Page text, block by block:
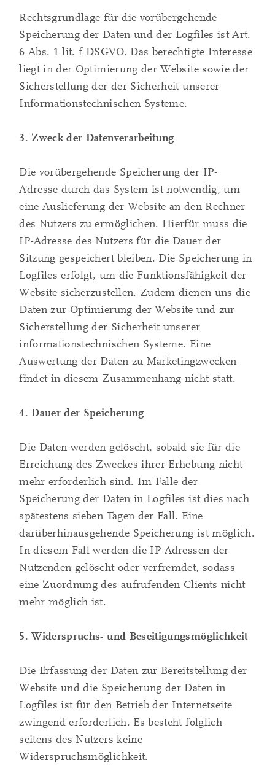
Rechtsgrundlage für die vorübergehende
Speicherung der Daten und der Logfiles ist Art.
6 Abs. 1 lit. f DSGVO. Das berechtigte Interesse
liegt in der Optimierung der Website sowie der
Sicherstellung der der Sicherheit unserer
Informationstechnischen Systeme.
3. Zweck der Datenverarbeitung
Die vorübergehende Speicherung der IP-
Adresse durch das System ist notwendig, um
eine Auslieferung der Website an den Rechner
des Nutzers zu ermöglichen. Hierfür muss die
IP-Adresse des Nutzers für die Dauer der
Sitzung gespeichert bleiben. Die Speicherung in
Logfiles erfolgt, um die Funktionsfähigkeit der
Website sicherzustellen. Zudem dienen uns die
Daten zur Optimierung der Website und zur
Sicherstellung der Sicherheit unserer
informationstechnischen Systeme. Eine
Auswertung der Daten zu Marketingzwecken
findet in diesem Zusammenhang nicht statt.
4. Dauer der Speicherung
Die Daten werden gelöscht, sobald sie für die
Erreichung des Zweckes ihrer Erhebung nicht
mehr erforderlich sind. Im Falle der
Speicherung der Daten in Logfiles ist dies nach
spätestens sieben Tagen der Fall. Eine
darüberhinausgehende Speicherung ist möglich.
In diesem Fall werden die IP-Adressen der
Nutzenden gelöscht oder verfremdet, sodass
eine Zuordnung des aufrufenden Clients nicht
mehr möglich ist.
5. Widerspruchs- und Beseitigungsmöglichkeit
Die Erfassung der Daten zur Bereitstellung der
Website und die Speicherung der Daten in
Logfiles ist für den Betrieb der Internetseite
zwingend erforderlich. Es besteht folglich
seitens des Nutzers keine
Widerspruchsmöglichkeit.